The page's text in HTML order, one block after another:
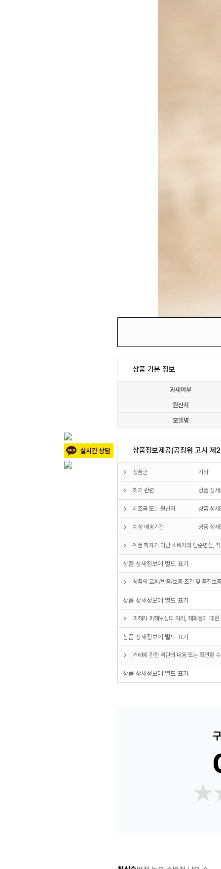
상품 기본 정보
과세여부
원산지
모델명
상품정보제공(공정위 고시
상품군 기타
허가 관련 상품 상
제조국 또는 원산지 상품 상
예상 배송기간 상품 상
제품 하자가 아닌 소비자의 단순변심,
상품 상세정보에 별도 표기
상품의 교환/반품/보증 조건 및 품질보
상품 상세정보에 별도 표기
피해자 피해보상의 처리, 재화등에 대
상품 상세정보에 별도 표기
거래에 관한 약관의 내용 또는 확인할
상품 상세정보에 별도 표기